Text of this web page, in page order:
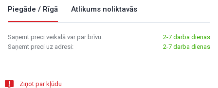
Piegāde / Rīgā Atlikums noliktavās
Saņemt preci veikalā var par brīvu:
2-7 darba dienas
Saņemt preci uz adresi:
2-7 darba dienas
Ziņot par kļūdu